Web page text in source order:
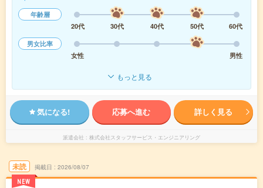
年齢層
20代
30代 40代 50代
60代
男女比率
女性
男性
もっと見る
気になる! 応募へ進む 詳しく見る
派遣会社 株式会社スタッフサービス・エンジニアリング
未読
NEW
掲載日 2026/08/07